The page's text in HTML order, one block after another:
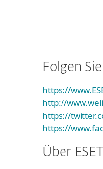
Folgen Sie
https://
http://
https://
https://
Über ESET